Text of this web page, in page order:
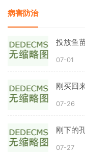
病害防治
投放鱼
07-01
刚买回
07-26
刚下的
07-27